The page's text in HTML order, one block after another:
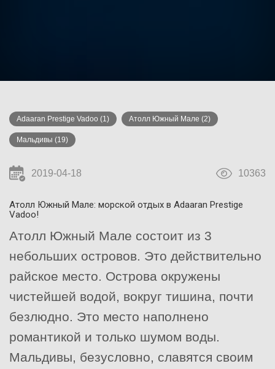
Adaaran Prestige Vadoo (1) Атолл Южный Мале (2)
Мальдивы (19)
2019-04-18 10363
Атолл Южный Мале: морской отдых в Adaaran Prestige
Vadoo!
Атолл Южный Мале состоит из 3
небольших островов. Это действительно
райское место. Острова окружены
чистейшей водой, вокруг тишина, почти
безлюдно. Это место наполнено
романтикой и только шумом воды.
Мальдивы, безусловно, славятся своим